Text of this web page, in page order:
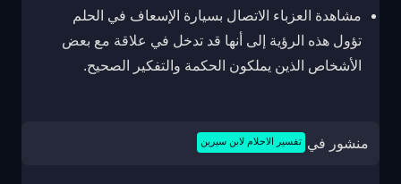
مشاهدة العزباء الاتصال بسيارة الإسعاف في الحلم
تؤول هذه الرؤية إلى أنها قد تدخل في علاقة مع بعض
الأشخاص الذين يملكون الحكمة والتفكير الصحيح.
منشور في تفسير الاحلام لابن سيرين